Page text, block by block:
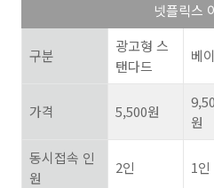
넷플릭스
구분
광고형 스
탠다드
베
가격 5,500원
원
동시접속 인
원
2인 1인